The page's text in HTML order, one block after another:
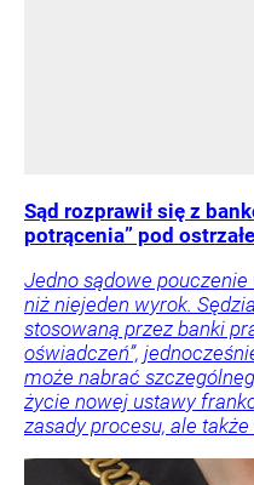
Sąd rozprawił się z
potrącenia” pod
Jedno sądowe pouczenie
niż niejeden wyrok.
stosowaną przez banki
oświadczeń”,
może nabrać
życie nowej ustawy
zasady procesu, ale